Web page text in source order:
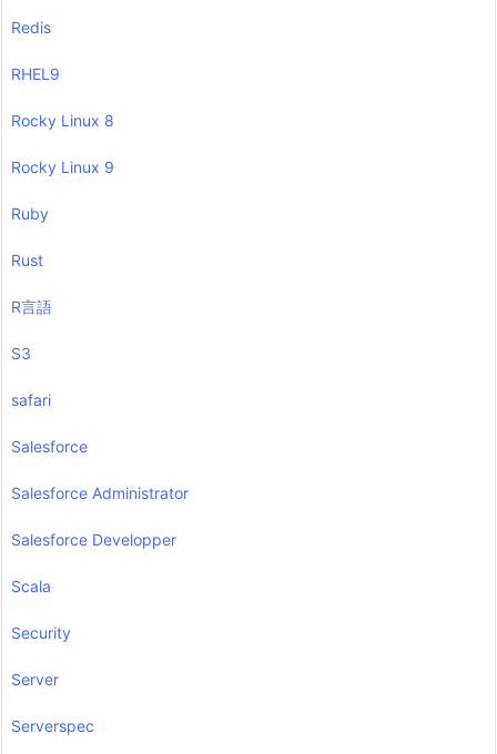
Redis
RHEL9
Rocky Linux 8
Rocky Linux 9
Ruby
Rust
R言語
S3
safari
Salesforce
Salesforce Administrator
Salesforce Developper
Scala
Security
Server
Serverspec